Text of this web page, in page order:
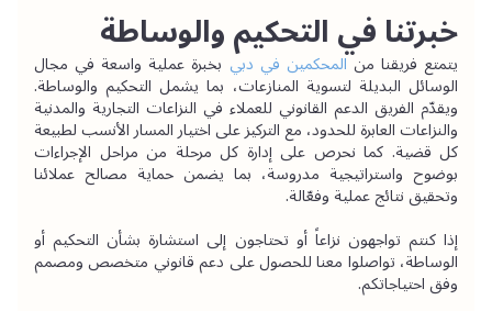
خبرتنا في التحكيم والوساطة
يتمتع فريقنا من المحكمين في دبي
وتحقيق نتائج عملية وفعّالة.
وفق احتياجاتكم.